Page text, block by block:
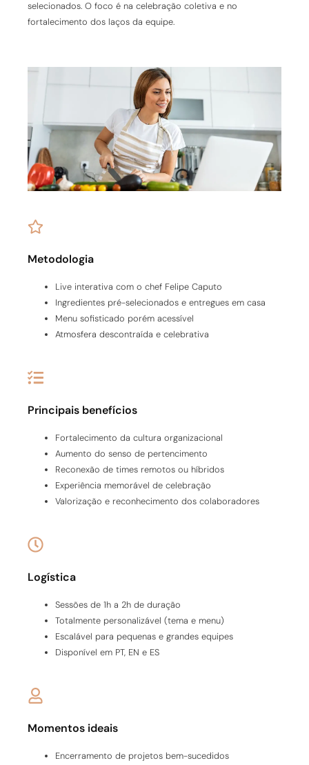
selecionados. O foco é na celebração coletiva e no
fortalecimento dos laços da equipe.
Metodologia
Live interativa com o chef Felipe Caputo
Ingredientes pré-selecionados e entregues em casa
Menu sofisticado porém acessível
Atmosfera descontraída e celebrativa
Principais benefícios
Fortalecimento da cultura organizacional
Aumento do senso de pertencimento
Reconexão de times remotos ou híbridos
Experiência memorável de celebração
Valorização e reconhecimento dos colaboradores
Logística
Sessões de 1h a 2h de duração
Totalmente personalizável (tema e menu)
Escalável para pequenas e grandes equipes
Disponível em PT, EN e ES
Momentos ideais
Encerramento de projetos bem-sucedidos